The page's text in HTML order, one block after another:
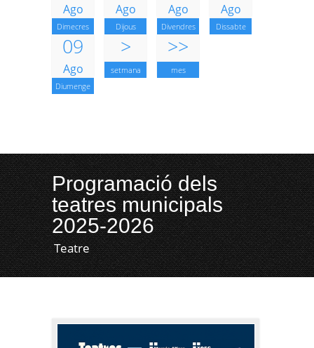
Ago
Dimecres
Ago
Dijous
Ago
Divendres
Ago
Dissabte
09
Ago
Diumenge
>
setmana
>>
mes
Programació dels
teatres municipals
2025-2026
Teatre